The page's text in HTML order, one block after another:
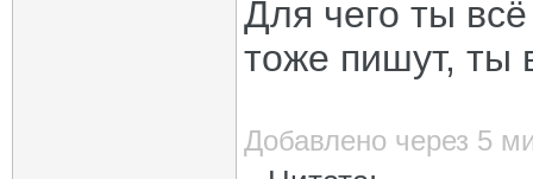
Для чего ты
тоже пишут, ты
Добавлено через 5